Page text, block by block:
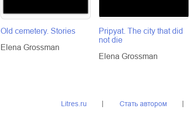
Old cemetery. Stories
Elena Grossman
Pripyat. The city that did
not die
Elena Grossman
Litres.ru Стать автором